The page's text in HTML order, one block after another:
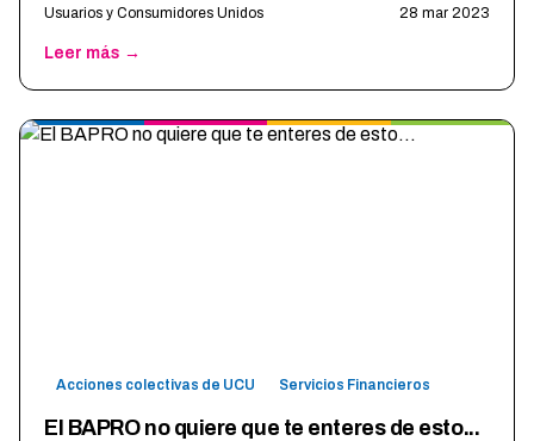
Usuarios y Consumidores Unidos 28 mar 2023
Leer más →
Acciones colectivas de UCU Servicios Financieros
El BAPRO no quiere que te enteres de esto...